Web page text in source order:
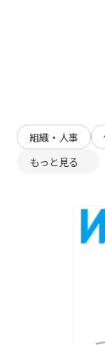
組織・人事
もっと見る